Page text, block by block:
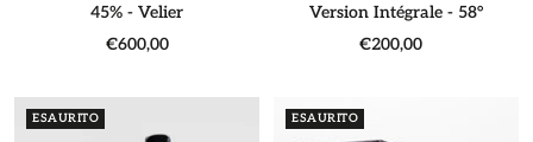
45% - Velier
Prezzo
vendita
€600,00
Version Intégrale - 58°
Prezzo
€200,00
ESAURITO ESAURITO